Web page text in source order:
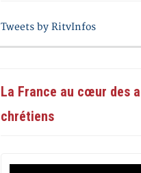
Tweets by RitvInfos
La France au cœur des
chrétiens